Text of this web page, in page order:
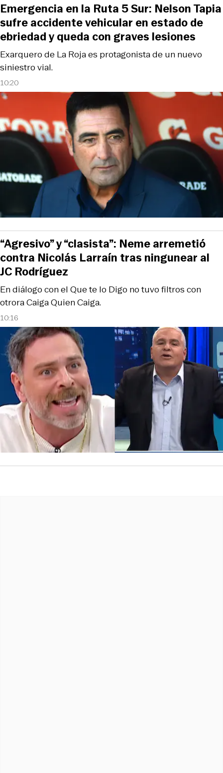
10:20
Exarquero de La Roja es protagonista de un nuevo
siniestro vial.
Emergencia en la Ruta 5 Sur: Nelson Tapia
sufre accidente vehicular en estado de
ebriedad y queda con graves lesiones
10:16
En diálogo con el Que te lo Digo no tuvo filtros con
otrora Caiga Quien Caiga.
“Agresivo” y “clasista”: Neme arremetió
contra Nicolás Larraín tras ningunear al
JC Rodríguez